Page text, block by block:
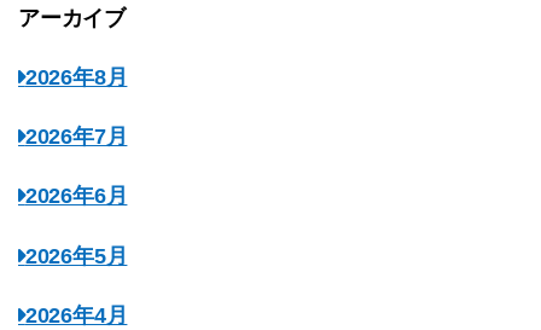
アーカイブ
2026年8月
2026年7月
2026年6月
2026年5月
2026年4月